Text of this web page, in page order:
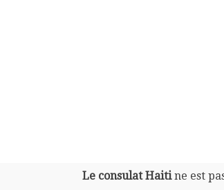
Le consulat Haitine est